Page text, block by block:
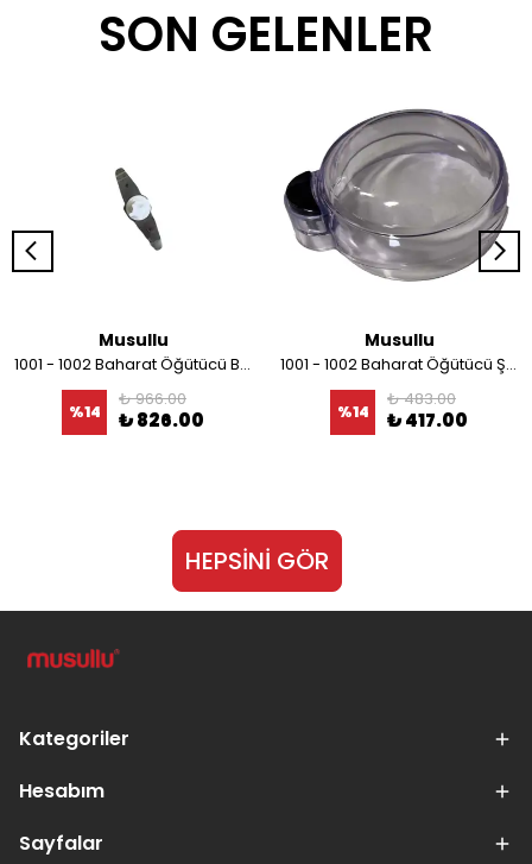
SON GELENLER
Musullu
1001 - 1002 Baharat Öğütücü Bıçağı
%14
₺ 966.00
₺ 826.00
Musullu
1001 - 1002 Baharat Öğütücü Şeffaf Kapağı
%14
₺ 483.00
₺ 417.00
HEPSİNİ GÖR
Kategoriler
Hesabım
Sayfalar